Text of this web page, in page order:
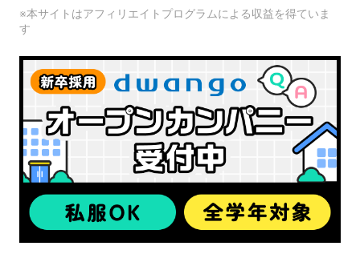
※本サイトはアフィリエイトプログラムによる収益を得ていま
す